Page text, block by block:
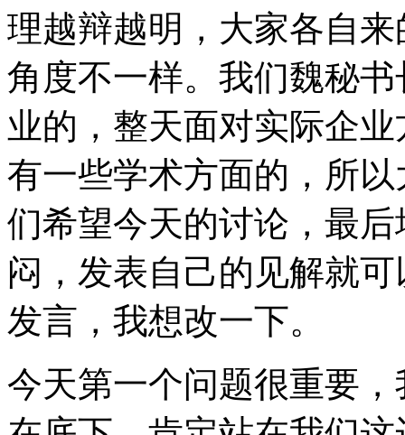
理越辩越明，大家各自
角度不一样。我们魏秘
业的，整天面对实际企
有一些学术方面的，所
们希望今天的讨论，最
闷，发表自己的见解就
发言，我想改一下。
今天第一个问题很重要